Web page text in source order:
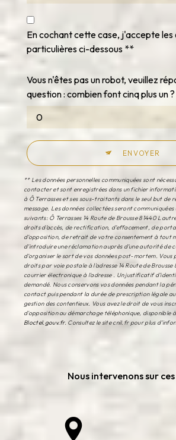
En cochant cette case, j'accepte les
particulières ci-dessous **
Vous n'êtes pas un robot, veuillez
question : combien font cinq plus un ?
ENVOYER
** Les données personnelles communiquées sont
contacter et sont enregistrées dans un fichier
à Ô Terrasses et ses sous-traitants dans le seul but de
message. Les données collectées seront
suivants: Ô Terrasses 14 Route de Brousse 81440
droits d’accès, de rectification, d’effacement, de
d’opposition, de retrait de votre consentement à tout
d’introduire une réclamation auprès d’une autorité de
d’organiser le sort de vos données post-mortem. Vous
droits par voie postale à l'adresse 14 Route de
courrier électronique à l'adresse . Un justificatif
demandé. Nous conservons vos données pendant la
contact puis pendant la durée de prescription légale
gestion des contentieux. Vous avez le droit de vous
d'opposition au démarchage téléphonique, disponible
Bloctel.gouv.fr. Consultez le site cnil.fr pour plus
Nous intervenons sur